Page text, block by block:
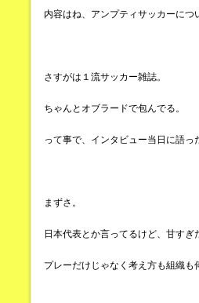
内容はね、アンプティサッカーにつ
さすがは１流サッカー雑誌。
ちゃんとオブラードで包んでる。
って事で、インタビュー当日に語
まずさ。
日本代表とか言ってるけど、甘すぎ
プレーだけじゃなく考え方も組織も